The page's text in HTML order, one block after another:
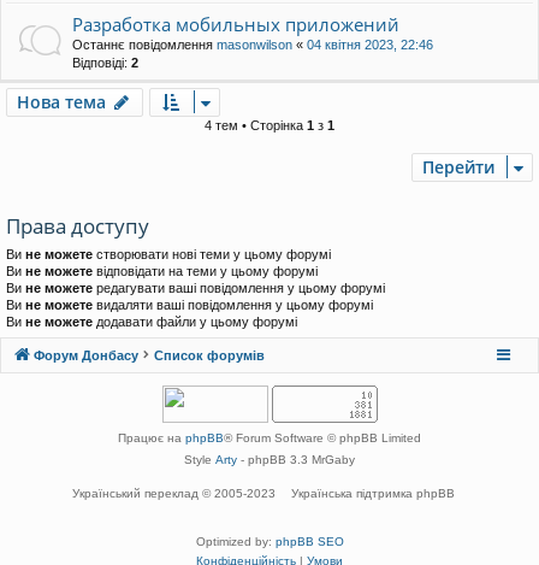
Разработка мобильных приложений
Останнє повідомлення masonwilson « 04 квітня 2023, 22:46
Відповіді: 2
Нова тема
4 тем • Сторінка 1 з 1
Перейти
Права доступу
Ви не можете створювати нові теми у цьому форумі
Ви не можете відповідати на теми у цьому форумі
Ви не можете редагувати ваші повідомлення у цьому форумі
Ви не можете видаляти ваші повідомлення у цьому форумі
Ви не можете додавати файли у цьому форумі
Форум Донбасу Список форумів
Працює на phpBB® Forum Software © phpBB Limited
Style Arty - phpBB 3.3 MrGaby
Український переклад © 2005-2023 Українська підтримка phpBB
Optimized by: phpBB SEO
Конфіденційність | Умови